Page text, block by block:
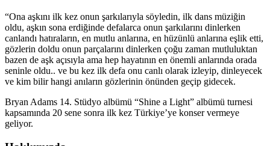
“Ona aşkını ilk kez onun şarkılarıyla söyledin, ilk dans müziğin
oldu, aşkın sona erdiğinde defalarca onun şarkılarını dinlerken
canlandı hatıraların, en mutlu anlarına, en hüzünlü anlarına eşlik etti,
gözlerin doldu onun parçalarını dinlerken çoğu zaman mutluluktan
bazen de aşk açısıyla ama hep hayatının en önemli anlarında orada
seninle oldu.. ve bu kez ilk defa onu canlı olarak izleyip, dinleyecek
ve kim bilir hangi anıların gözlerinin önünden geçip gidecek.
Bryan Adams 14. Stüdyo albümü “Shine a Light” albümü turnesi
kapsamında 20 sene sonra ilk kez Türkiye’ye konser vermeye
geliyor.